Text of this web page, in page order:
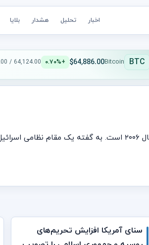
اخبار تحلیل هشدار بلایا
BTC
Bitcoin
$64,886.00 +۰.۷۰% 64,124.00 / 65,312.00
طبق گزارش‌ها، اسرائیل در حال برنامه‌ریزی برای بزرگ‌ترین عملیات زمینی در لبنان از
سنای آمریکا افزایش تحریم‌های